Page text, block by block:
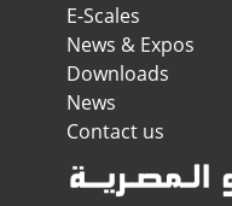
E-Scales
News & Expos
Downloads
News
Contact us